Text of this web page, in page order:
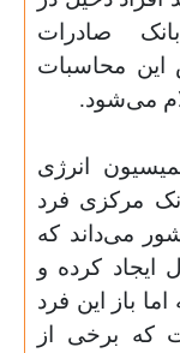
بانک صادرات
محاسبات
می‌شود.
انرژی
مرکزی فرد
می‌داند که
ایجاد کرده و
باز این فرد
که برخی از